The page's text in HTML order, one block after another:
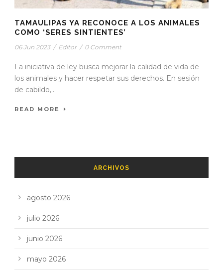
TAMAULIPAS YA RECONOCE A LOS ANIMALES
COMO ‘SERES SINTIENTES’
06 Jun 2023 / Editor / 0 Comment
La iniciativa de ley busca mejorar la calidad de vida de
los animales y hacer respetar sus derechos. En sesión
de cabildo,...
READ MORE
ARCHIVOS
agosto 2026
julio 2026
junio 2026
mayo 2026